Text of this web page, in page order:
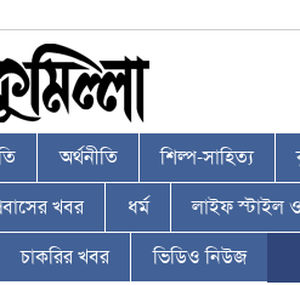
অর্থনীতি শিল্প-সাহিত্য
খবর ধর্ম লাইফ স্টাইল ও
চাকরির খবর ভিডিও নিউজ